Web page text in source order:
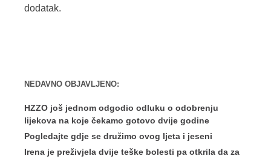
dodatak.
NEDAVNO OBJAVLJENO:
HZZO još jednom odgodio odluku o odobrenju
lijekova na koje čekamo gotovo dvije godine
Pogledajte gdje se družimo ovog ljeta i jeseni
Irena je preživjela dvije teške bolesti pa otkrila da za